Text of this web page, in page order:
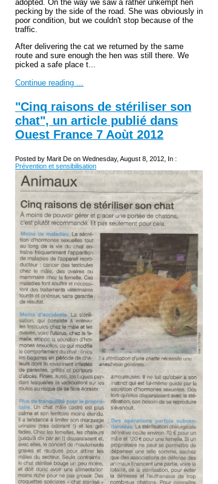
adopted. On the way we saw a rather unkempt hen
pecking by the side of the road. She was obviously in
poor condition, but we couldn't stop because of the
traffic.
After delivering the cat we returned by the same
route and sure enough the hen was still there. We
picked a safe place t...
Continue reading ...
"Cinq raisons de stériliser son
chat", un article publié dans
Ouest France 7 Aoùt 2012
Posted by Marit De on Wednesday, August 8, 2012, In :
Prévention et sensibilisation